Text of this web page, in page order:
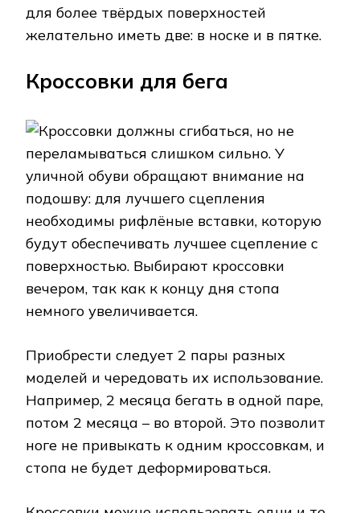
для более твёрдых поверхностей
желательно иметь две: в носке и в пятке.
Кроссовки для бега
Кроссовки должны сгибаться, но не
переламываться слишком сильно. У
уличной обуви обращают внимание на
подошву: для лучшего сцепления
необходимы рифлёные вставки, которую
будут обеспечивать лучшее сцепление с
поверхностью. Выбирают кроссовки
вечером, так как к концу дня стопа
немного увеличивается.
Приобрести следует 2 пары разных
моделей и чередовать их использование.
Например, 2 месяца бегать в одной паре,
потом 2 месяца – во второй. Это позволит
ноге не привыкать к одним кроссовкам, и
стопа не будет деформироваться.